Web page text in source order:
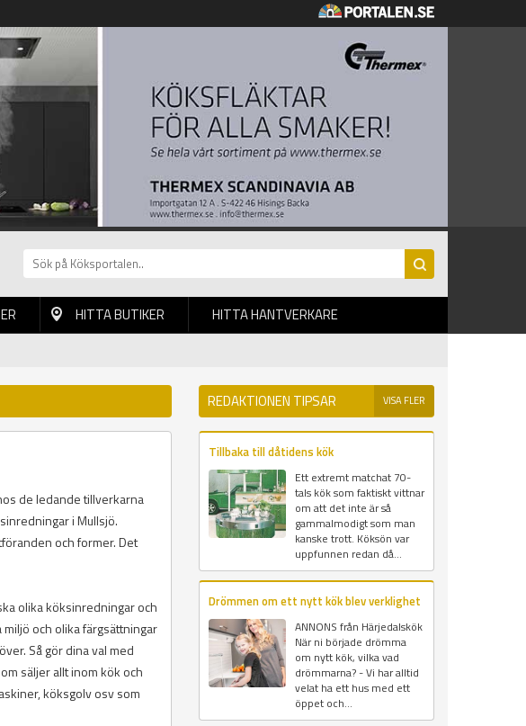
HITTA BUTIKER HITTA HANTVERKARE
de ledande tillverkarna
i Mullsjö.
och former. Det
olika köksinredningar och
och olika färgsättningar
Så gör dina val med
säljer allt inom kök och
köksgolv osv som
REDAKTIONEN TIPSAR VISA FLER
Tillbaka till dåtidens kök
Ett extremt matchat 70-
tals kök som faktiskt vittnar
om att det inte är så
gammalmodigt som man
kanske trott. Köksön var
uppfunnen redan då...
Drömmen om ett nytt kök blev verklighet
ANNONS från Härjedalskök
När ni började drömma
om nytt kök, vilka vad
drömmarna? - Vi har alltid
velat ha ett hus med ett
öppet och...